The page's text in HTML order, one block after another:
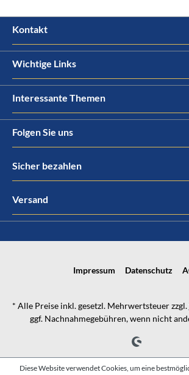
Kontakt
Wichtige Links
Interessante Themen
Folgen Sie uns
Sicher bezahlen
Versand
Impressum Datenschutz
* Alle Preise inkl. gesetzl. Mehrwertsteuer zzgl.
ggf. Nachnahmegebühren, wenn nicht
Diese Website verwendet Cookies, um eine